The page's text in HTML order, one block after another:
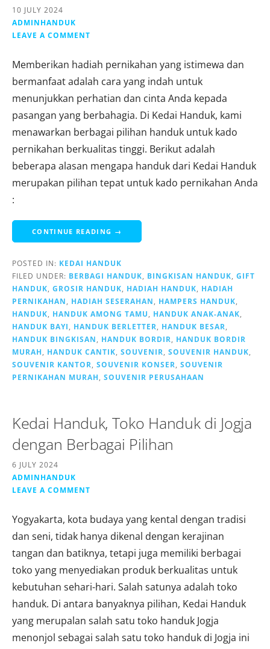
10 JULY 2024
ADMINHANDUK
LEAVE A COMMENT
Memberikan hadiah pernikahan yang istimewa dan
bermanfaat adalah cara yang indah untuk
menunjukkan perhatian dan cinta Anda kepada
pasangan yang berbahagia. Di Kedai Handuk, kami
menawarkan berbagai pilihan handuk untuk kado
pernikahan berkualitas tinggi. Berikut adalah
beberapa alasan mengapa handuk dari Kedai Handuk
merupakan pilihan tepat untuk kado pernikahan Anda
:
CONTINUE READING →
POSTED IN: KEDAI HANDUK
FILED UNDER: BERBAGI HANDUK, BINGKISAN HANDUK, GIFT
HANDUK, GROSIR HANDUK, HADIAH HANDUK, HADIAH
PERNIKAHAN, HADIAH SESERAHAN, HAMPERS HANDUK,
HANDUK, HANDUK AMONG TAMU, HANDUK ANAK-ANAK,
HANDUK BAYI, HANDUK BERLETTER, HANDUK BESAR,
HANDUK BINGKISAN, HANDUK BORDIR, HANDUK BORDIR
MURAH, HANDUK CANTIK, SOUVENIR, SOUVENIR HANDUK,
SOUVENIR KANTOR, SOUVENIR KONSER, SOUVENIR
PERNIKAHAN MURAH, SOUVENIR PERUSAHAAN
Kedai Handuk, Toko Handuk di Jogja
dengan Berbagai Pilihan
6 JULY 2024
ADMINHANDUK
LEAVE A COMMENT
Yogyakarta, kota budaya yang kental dengan tradisi
dan seni, tidak hanya dikenal dengan kerajinan
tangan dan batiknya, tetapi juga memiliki berbagai
toko yang menyediakan produk berkualitas untuk
kebutuhan sehari-hari. Salah satunya adalah toko
handuk. Di antara banyaknya pilihan, Kedai Handuk
yang merupalan salah satu toko handuk Jogja
menonjol sebagai salah satu toko handuk di Jogja ini